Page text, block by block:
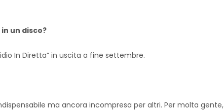
un disco?
In Diretta” in uscita a fine settembre.
ma ancora incompresa per altri. Per molta